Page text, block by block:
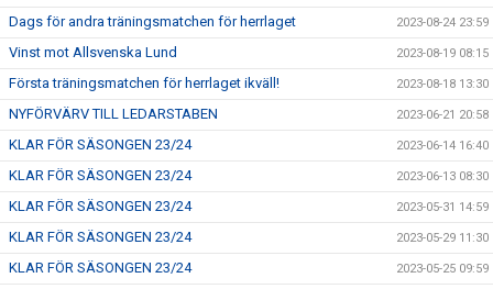
Dags för andra träningsmatchen för herrlaget 2023-08-24 23:59
Vinst mot Allsvenska Lund 2023-08-19 08:15
Första träningsmatchen för herrlaget ikväll! 2023-08-18 13:30
NYFÖRVÄRV TILL LEDARSTABEN 2023-06-21 20:58
KLAR FÖR SÄSONGEN 23/24 2023-06-14 16:40
KLAR FÖR SÄSONGEN 23/24 2023-06-13 08:30
KLAR FÖR SÄSONGEN 23/24 2023-05-31 14:59
KLAR FÖR SÄSONGEN 23/24 2023-05-29 11:30
KLAR FÖR SÄSONGEN 23/24 2023-05-25 09:59